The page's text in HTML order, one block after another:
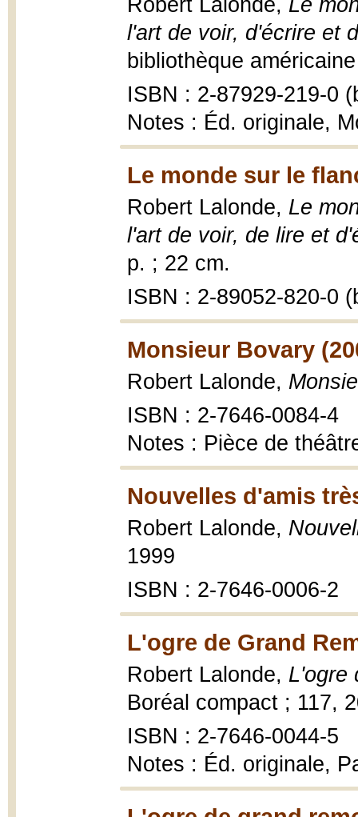
Robert Lalonde, Le
l'art de voir, d'écrire et
bibliothèque
ISBN : 2-87929-219-0
Notes : Éd. originale,
Le monde sur le
Robert Lalonde, Le
l'art de voir, de lire et
p. ; 22 cm.
ISBN : 2-89052-820-0
Monsieur Bovary
Robert Lalonde,
ISBN : 2-7646-0084-4
Notes : Pièce de
Nouvelles d'amis
Robert Lalonde,
1999
ISBN : 2-7646-0006-2
L'ogre de Grand
Robert Lalonde, L'ogre
Boréal compact ; 117,
ISBN : 2-7646-0044-5
Notes : Éd. originale,